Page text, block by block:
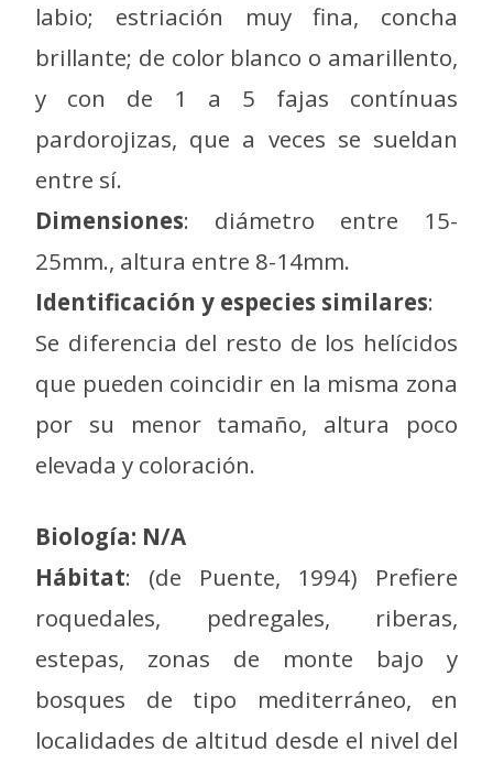
labio; estriación muy fina, concha
brillante; de color blanco o amarillento,
y con de 1 a 5 fajas contínuas
pardorojizas, que a veces se sueldan
entre sí.
Dimensiones: diámetro entre 15-
25mm., altura entre 8-14mm.
Identificación y especies similares:
Se diferencia del resto de los helícidos
que pueden coincidir en la misma zona
por su menor tamaño, altura poco
elevada y coloración.
Biología: N/A
Hábitat: (de Puente, 1994) Prefiere
roquedales, pedregales, riberas,
estepas, zonas de monte bajo y
bosques de tipo mediterráneo, en
localidades de altitud desde el nivel del